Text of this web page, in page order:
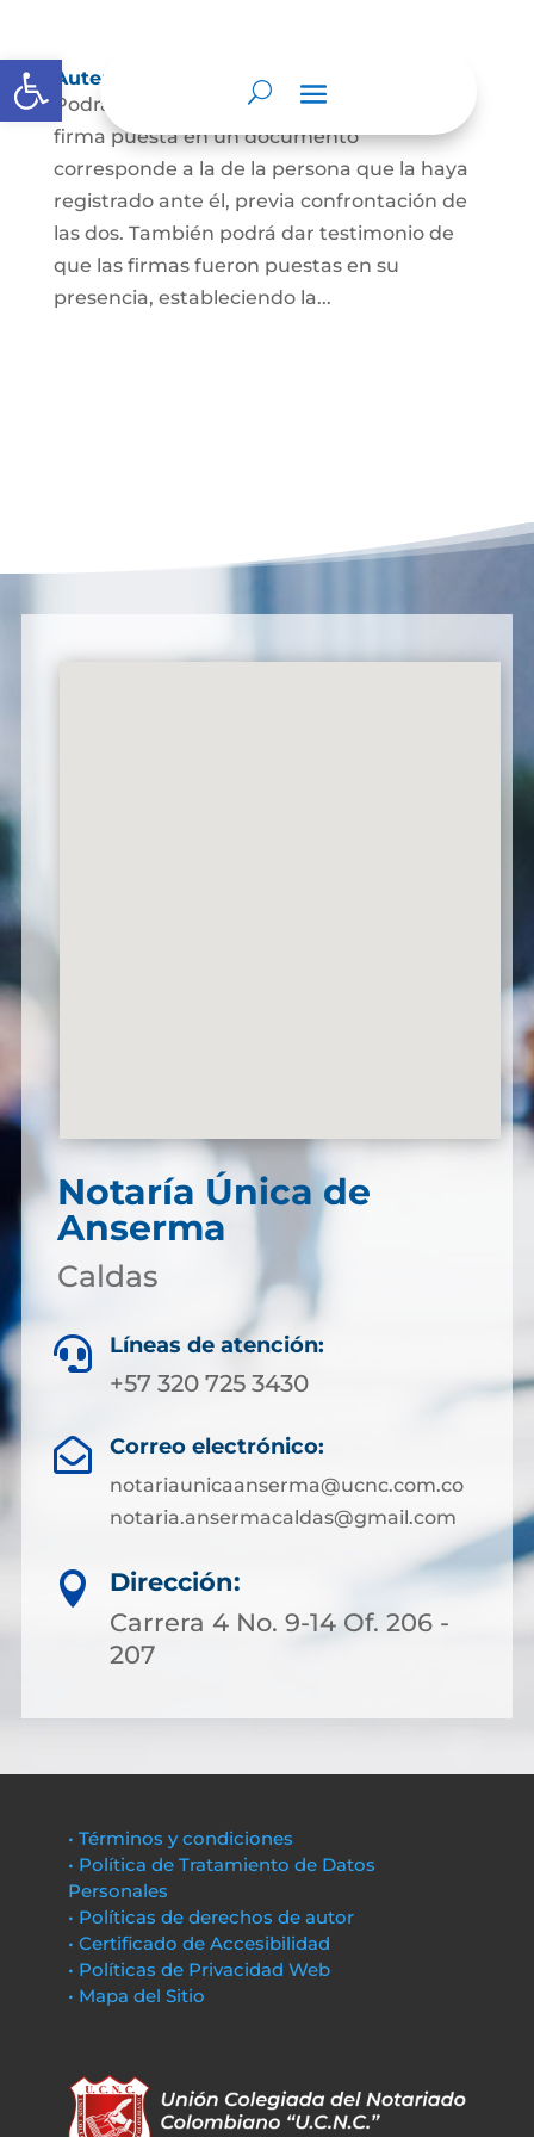
Abrir barra de herramientas
Autenticación de Firma
Podrá dar testimonio escrito de que la
firma puesta en un documento
corresponde a la de la persona que la haya
registrado ante él, previa confrontación de
las dos. También podrá dar testimonio de
que las firmas fueron puestas en su
presencia, estableciendo la...
Notaría Única de
Anserma
Caldas
 Líneas de atención:
+57 320 725 3430
 Correo electrónico:
notariaunicaanserma@ucnc.com.co
notaria.ansermacaldas@gmail.com

Dirección:
Carrera 4 No. 9-14 Of. 206 -
207
• Términos y condiciones
• Política de Tratamiento de Datos
Personales
• Políticas de derechos de autor
• Certificado de Accesibilidad
• Políticas de Privacidad Web
• Mapa del Sitio